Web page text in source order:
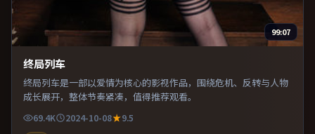
99:07
终局列车
终局列车是一部以爱情为核心的影视作品，围绕危机、反转与人物
成长展开，整体节奏紧凑，值得推荐观看。
69.4K 2024-10-08
9.5